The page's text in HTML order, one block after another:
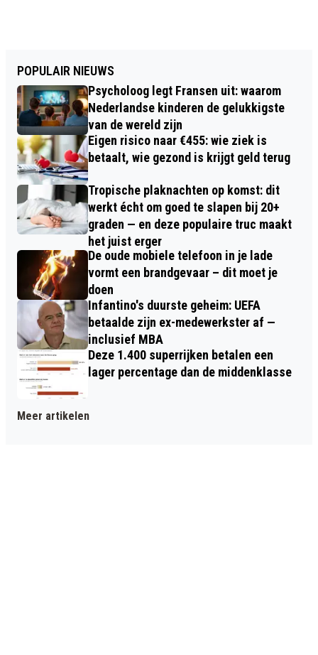
POPULAIR NIEUWS
Psycholoog legt Fransen uit: waarom
Nederlandse kinderen de gelukkigste
van de wereld zijn
Eigen risico naar €455: wie ziek is
betaalt, wie gezond is krijgt geld terug
Tropische plaknachten op komst: dit
werkt écht om goed te slapen bij 20+
graden — en deze populaire truc maakt
het juist erger
De oude mobiele telefoon in je lade
vormt een brandgevaar – dit moet je
doen
Infantino's duurste geheim: UEFA
betaalde zijn ex-medewerkster af —
inclusief MBA
Deze 1.400 superrijken betalen een
lager percentage dan de middenklasse
Meer artikelen